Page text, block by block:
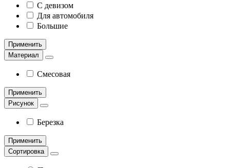
С девизом
Для автомобиля
Большие
Применить
Материал
Смесовая
Применить
Рисунок
Березка
Применить
Сортировка